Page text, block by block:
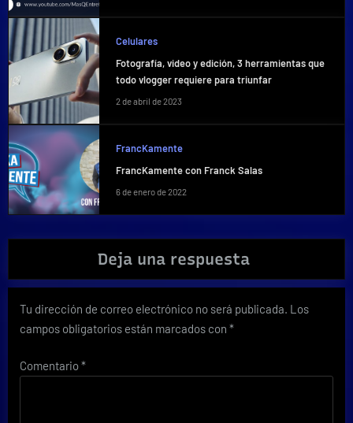
Celulares
Fotografía, video y edición, 3 herramientas que
todo vlogger requiere para triunfar
2 de abril de 2023
FrancKamente
FrancKamente con Franck Salas
6 de enero de 2022
Deja una respuesta
Tu dirección de correo electrónico no será publicada. Los
campos obligatorios están marcados con *
Comentario*